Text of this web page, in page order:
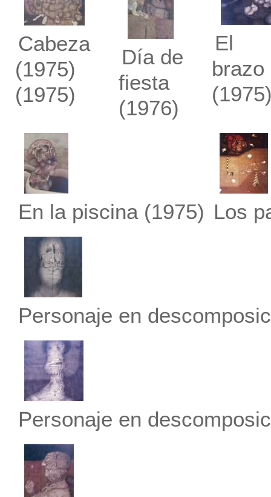
Cabeza
(1975)
(1975)
Día de
fiesta
(1976)
El
brazo
En la piscina(1975) Los
Personaje en
Personaje en